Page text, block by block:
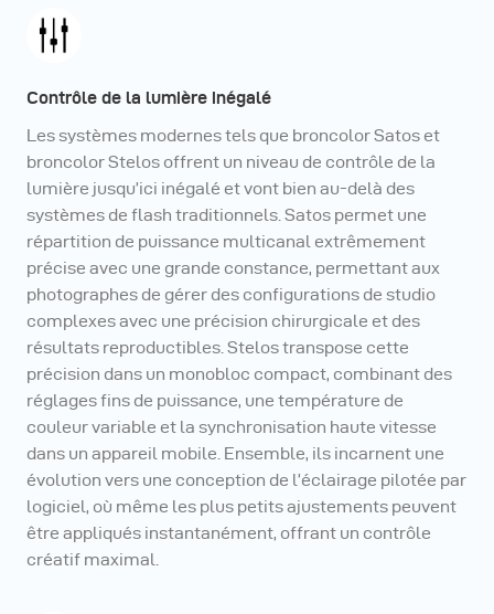
Contrôle de la lumière inégalé
Les systèmes modernes tels que broncolor Satos et
broncolor Stelos offrent un niveau de contrôle de la
lumière jusqu’ici inégalé et vont bien au-delà des
systèmes de flash traditionnels. Satos permet une
répartition de puissance multicanal extrêmement
précise avec une grande constance, permettant aux
photographes de gérer des configurations de studio
complexes avec une précision chirurgicale et des
résultats reproductibles. Stelos transpose cette
précision dans un monobloc compact, combinant des
réglages fins de puissance, une température de
couleur variable et la synchronisation haute vitesse
dans un appareil mobile. Ensemble, ils incarnent une
évolution vers une conception de l’éclairage pilotée par
logiciel, où même les plus petits ajustements peuvent
être appliqués instantanément, offrant un contrôle
créatif maximal.